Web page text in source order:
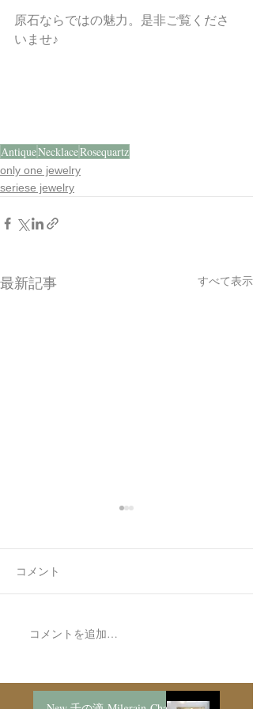
原石ならではの魅力。是非ご覧くださ
いませ♪
AntiqueNecklaceRosequartz
only one jewelry
seriese jewelry
最新記事 すべて表示
Made to Order Pair
コメント
コメントを追加…